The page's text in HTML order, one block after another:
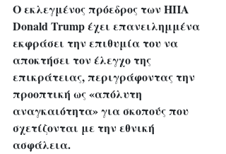
Ο εκλεγμένος πρόεδρος των ΗΠΑ
Donald Trump έχει επανειλημμένα
εκφράσει την επιθυμία του να
αποκτήσει τον έλεγχο της
επικράτειας, περιγράφοντας την
προοπτική ως «απόλυτη
αναγκαιότητα» για σκοπούς που
σχετίζονται με την εθνική
ασφάλεια.